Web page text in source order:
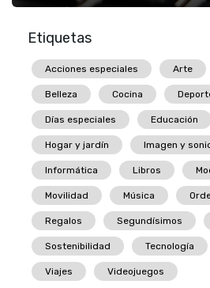
Etiquetas
Acciones especiales Arte
Belleza Cocina
Días especiales Educación
Hogar y jardín Imagen y
Informática Libros
Movilidad Música
Regalos Segundísimos
Sostenibilidad Tecnología
Viajes Videojuegos